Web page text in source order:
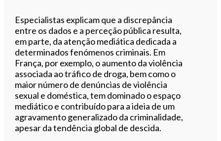
Especialistas explicam que a discrepância
entre os dados e a perceção pública resulta,
em parte, da atenção mediática dedicada a
determinados fenómenos criminais. Em
França, por exemplo, o aumento da violência
associada ao tráfico de droga, bem como o
maior número de denúncias de violência
sexual e doméstica, tem dominado o espaço
mediático e contribuído para a ideia de um
agravamento generalizado da criminalidade,
apesar da tendência global de descida.